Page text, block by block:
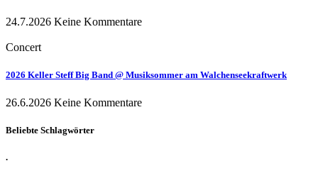
24.7.2026 Keine Kommentare
Concert
2026 Keller Steff Big Band @ Musiksommer am Walchenseekraftwerk
26.6.2026 Keine Kommentare
Beliebte Schlagwörter
.